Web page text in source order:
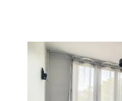
COMPIEGNE 60
26,92 m
, 1 pièce
Ref : 18254